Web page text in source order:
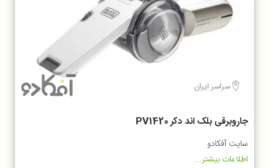
سراسر ایران
جاروبرقی بلک اند دکر PV1420
سایت آفکادو
اطلاعات بیشتر...